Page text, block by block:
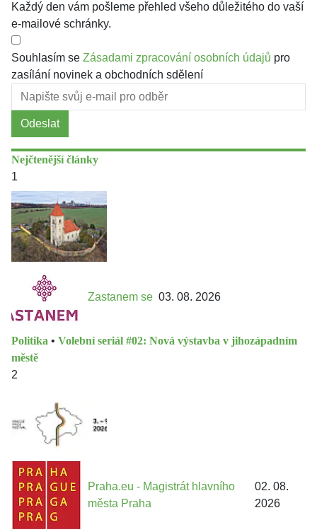
Každý den vám pošleme přehled všeho důležitého do vaší
e-mailové schránky.
Souhlasím se Zásadami zpracování osobních údajů pro
zasílání novinek a obchodních sdělení
Odeslat
Nejčtenější články
1
Zastanem se 03. 08. 2026
Politika • Volební seriál #02: Nová výstavba v jihozápadním
městě
2
Praha.eu - Magistrát hlavního
města Praha
02. 08.
2026